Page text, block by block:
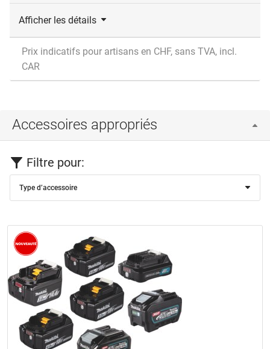
Afficher les détails
Prix indicatifs pour artisans en CHF, sans TVA, incl.
CAR
Accessoires appropriés
Filtre pour:
Type d’accessoire